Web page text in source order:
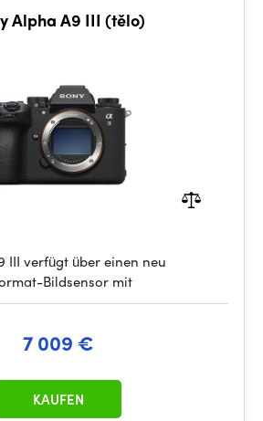
Alpha A9 III (tělo)
III verfügt über einen neu
Bildsensor mit
7 009 €
KAUFEN